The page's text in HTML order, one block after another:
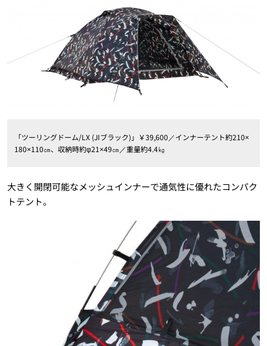
「ツーリングドーム/LX (JIブラック)」￥39,600／インナーテント約210×
180×110㎝、収納時約φ21×49㎝／重量約4.4㎏
大きく開閉可能なメッシュインナーで通気性に優れたコンパク
トテント。